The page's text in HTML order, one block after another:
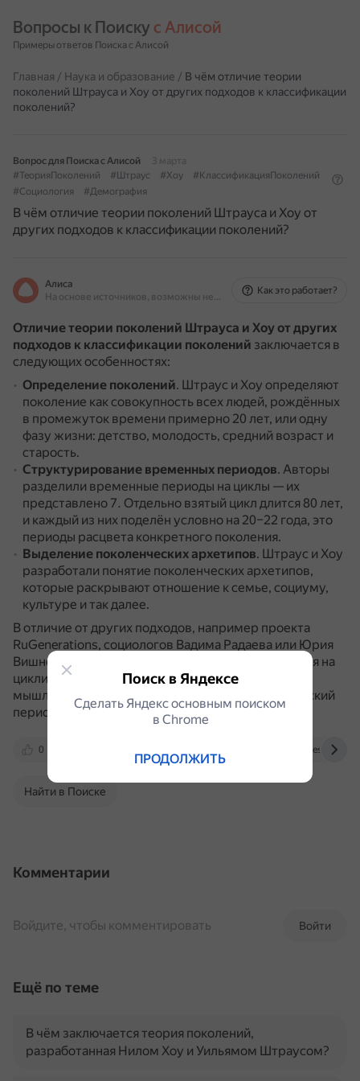
Вопросы к Поиску с Алисой
Примеры ответов Поиска с Алисой
Главная / Наука и образование / В чём отличие теории
поколений Штрауса и Хоу от других подходов к классификации
поколений?
Вопрос для Поиска с Алисой
3 марта
#ТеорияПоколений
#Штраус #Хоу
#КлассификацияПоколений
#Социология
#Демография
В чём отличие теории поколений Штрауса и Хоу от
других подходов к классификации поколений?
Алиса
На основе источников, возможны неточности
Как это работает?
Отличие теории поколений Штрауса и Хоу от других
подходов к классификации поколений заключается в
следующих особенностях:
Определение поколений. Штраус и Хоу определяют
поколение как совокупность всех людей, рождённых
в промежуток времени примерно 20 лет, или одну
фазу жизни: детство, молодость, средний возраст и
старость.
Структурирование временных периодов. Авторы
разделили временные периоды на циклы — их
представлено 7. Отдельно взятый цикл длится 80 лет,
и каждый из них поделён условно на 20–22 года, это
периоды расцвета конкретного поколения.
Выделение поколенческих архетипов. Штраус и Хоу
разработали понятие поколенческих архетипов,
которые раскрывают отношение к семье, социуму,
культуре и так далее.
В отличие от других подходов, например проекта
RuGenerations, социологов Вадима Радаева или Юрия
Вишневского, теория Штрауса и Хоу фокусируется на
цикличном развитии общества и схожем типе
мышления у людей, родившихся в один исторический
период.
0 fireseo.ru
Найти в Поиске
Комментарии
Войти
Войдите, чтобы комментировать
Ещё по теме
В чём заключается теория поколений,
разработанная Нилом Хоу и Уильямом Штраусом?
Поиск в Яндексе
Сделать Яндекс основным поиском
в Сhrome
ПРОДОЛЖИТЬ